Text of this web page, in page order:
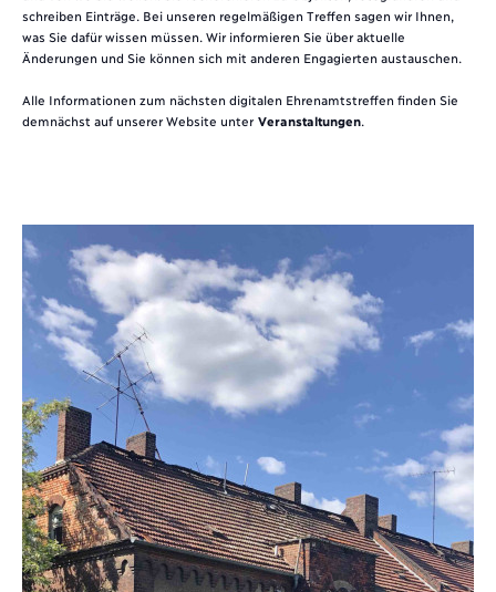
schreiben Einträge. Bei unseren regelmäßigen Treffen sagen wir Ihnen,
was Sie dafür wissen müssen. Wir informieren Sie über aktuelle
Änderungen und Sie können sich mit anderen Engagierten austauschen.
Alle Informationen zum nächsten digitalen Ehrenamtstreffen finden Sie
demnächst auf unserer Website unter Veranstaltungen.